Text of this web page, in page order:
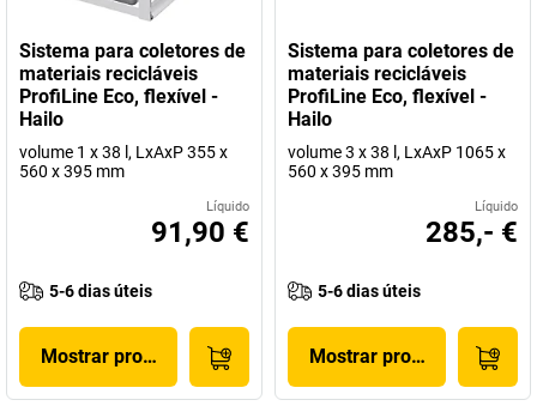
Sistema para coletores de
materiais recicláveis
ProfiLine Eco, flexível -
Hailo
volume 1 x 38 l, LxAxP 355 x
560 x 395 mm
Líquido
91,90 €
5-6 dias úteis
Mostrar produto
Sistema para coletores de
materiais recicláveis
ProfiLine Eco, flexível -
Hailo
volume 3 x 38 l, LxAxP 1065 x
560 x 395 mm
Líquido
285,- €
5-6 dias úteis
Mostrar produto